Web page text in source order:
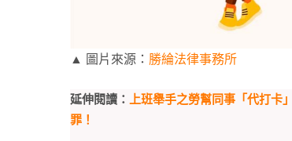
▲ 圖片來源： 勝綸法律事務所
延伸閱讀：
上班舉手之勞幫同事「代打
罪！